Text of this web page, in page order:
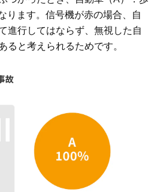
ります。信号機が赤の場合、自
進行してはならず、無視した自
ると考えられるためです。